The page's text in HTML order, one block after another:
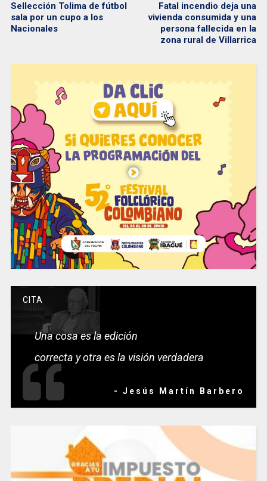
Sellección Tolima de fútbol
sala por un cupo a los
Nacionales
Fatal incendio deja una
vivienda consumida y una
persona fallecida en la
zona rural de Villarrica
CITA
Una cosa es la edición
correcta y otra es la visión verdadera
- Jesús Martín Barbero